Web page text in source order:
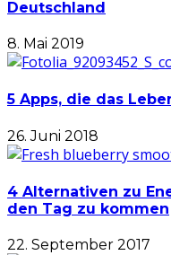
Deutschland
8. Mai 2019
5 Apps, die das
26. Juni 2018
4 Alternativen zu
den Tag zu kommen
22. September 2017